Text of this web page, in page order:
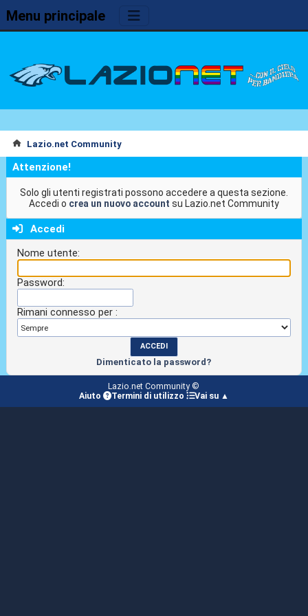
Menu principale
Lazio.net Community
Attenzione!
Solo gli utenti registrati possono accedere a questa sezione.
Accedi o crea un nuovo account su Lazio.net Community
Accedi
Nome utente:
Password:
Rimani connesso per :
Dimenticato la password?
Lazio.net Community ©
Aiuto
Termini di utilizzo Vai su ▲